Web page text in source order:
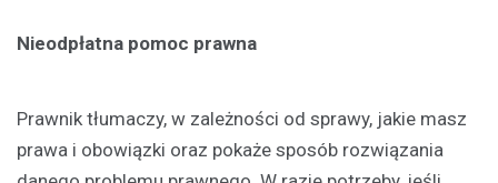
Nieodpłatna pomoc prawna
Prawnik tłumaczy, w zależności od sprawy, jakie masz
prawa i obowiązki oraz pokaże sposób rozwiązania